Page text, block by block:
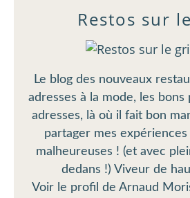
Restos sur
Le blog des nouveaux
adresses à la mode, les bons
adresses, là où il fait bon
partager mes
malheureuses ! (et avec
dedans !) Viveur de
Voir le profil de Arnaud